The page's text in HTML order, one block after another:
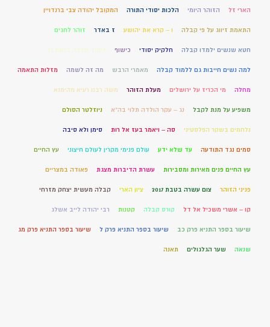
הארי זל הזוהר היומי הלכות יסודי התורה המקובל יהודה צבי ברנדויין
התאמת זיווג על פי קבלה ו – קרא את יהושע ז באדר זוהר לחגים
חטא שנשים ילמדו קבלה חלקיק יסודי כישוף לימוד קבלה ברמת גן
למה נשים חייבות גם ללמוד קבלה מאמרי הרבש מה זה לשמה מזלות התאמה
מחלה מי הכריז על ירושלים מעלת הזוהר משה רבנו רעיא מהימנא
משפיע על מנת לקבל נג – עקר הולדה תלוי בה"א ניוזלטר הסולם
נלחמים בשקר הפלסטיני סה – ויאמר בעז אל רות סימן ולא סיבה
סמים נגד התודעה עד שלא ידע עולם פנימי מקרין לעולם חיצוני עץ החיים
עץ החיים פנים מאירות ומסבירות עשרת הדיברות מצגת פאודה במצריים
פניני הזוהר צום עשרה בטבת 2017 ציון הארי קבלה מעשית יצחק מזרחי
קו – אשרי משכיל אל דל קורס קבלה קטנות רבי יהודה לייב אשלג
שיעור בספר התניא פרק כב שיעור בספר התניא פרק ל שיעור בספר התניא פרק מג
שנאה שער הגלגולים תאנה